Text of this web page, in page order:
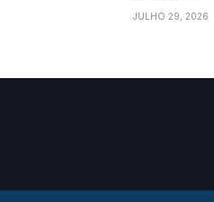
JULHO 29, 2026